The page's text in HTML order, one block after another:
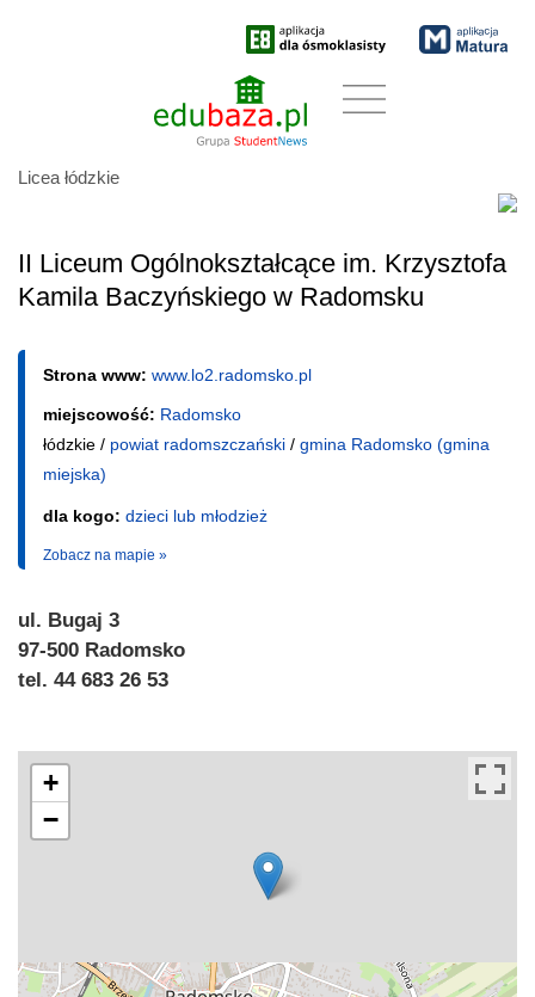
Licea łódzkie
II Liceum Ogólnokształcące im. Krzysztofa
Kamila Baczyńskiego w Radomsku
Strona www: www.lo2.radomsko.pl
miejscowość: Radomsko
łódzkie / powiat radomszczański / gmina Radomsko (gmina
miejska)
dla kogo: dzieci lub młodzież
Zobacz na mapie »
ul. Bugaj 3
97-500 Radomsko
tel. 44 683 26 53
+
−